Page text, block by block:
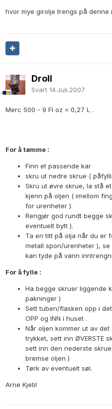
hvor mye girolje trengs på denne
Droll
Svart 14.Juli.2007
Merc 500 - 9 Fl oz = 0,27 L .
For å tømme :
Finn et passende kar
skru ut nedre skrue (
Skru ut øvre skrue, la stå
kjenn på oljen ( imellom
for urenheter ).
Rengjør god rundt begge
eventuelt bytt ).
Ta en titt på olja når du er
metall spon/urenheter ),
kan tyde på vann
For å fylle :
Ha begge skruer liggende
pakninger )
Sett tuben/flasken opp i det
OPP og INN i huset .
Når oljen kommer ut av
trykket, sett inn ØVERSTE
sett inn den nederste
bremse oljen )
Tørk av eventuelt søl.
Arne Kjetil